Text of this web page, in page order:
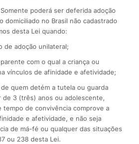
poderá ser deferida adoção
domiciliado no Brasil não cadastrado
desta Lei quando:
de adoção unilateral;
com o qual a criança ou
vínculos de afinidade e afetividade;
quem detém a tutela ou guarda
de 3 (três) anos ou adolescente,
tempo de convivência comprove a
e afetividade, e não seja
de má-fé ou qualquer das situações
ou 238 desta Lei.